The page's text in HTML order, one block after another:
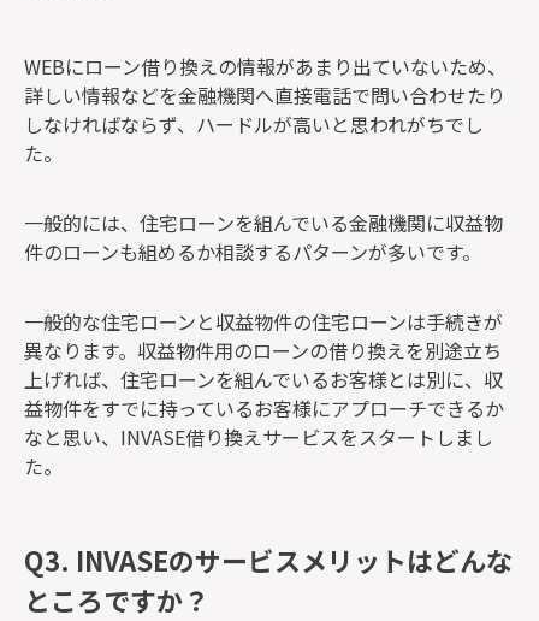
WEBにローン借り換えの情報があまり出ていないため、
詳しい情報などを金融機関へ直接電話で問い合わせたり
しなければならず、ハードルが高いと思われがちでし
た。
一般的には、住宅ローンを組んでいる金融機関に収益物
件のローンも組めるか相談するパターンが多いです。
一般的な住宅ローンと収益物件の住宅ローンは手続きが
異なります。収益物件用のローンの借り換えを別途立ち
上げれば、住宅ローンを組んでいるお客様とは別に、収
益物件をすでに持っているお客様にアプローチできるか
なと思い、INVASE借り換えサービスをスタートしまし
た。
Q3. INVASEのサービスメリットはどんな
ところですか？